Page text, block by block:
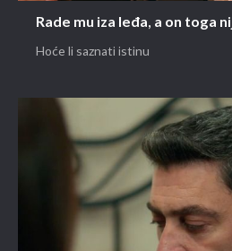
Rade mu iza leđa, a on toga
Hoće li saznati istinu